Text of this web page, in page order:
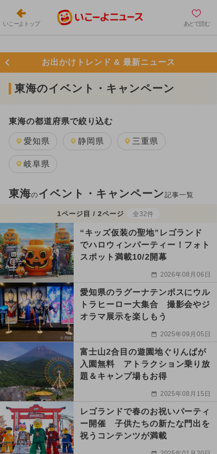
いこーよトップ あとで読む
お出かけトレンド & 最新ニュース
東海のイベント・キャンペーン
東海の都道府県で絞り込む
愛知県 静岡県 三重県
岐阜県
東海のイベント・キャンペーン記事一覧
1ページ目 / 2ページ 全32件
“キッズ仮装の聖地”レゴランド
でハロウィンパーティー！フォト
スポット満載10/2開幕
2026年08月06日
愛知県のラグーナテンボスにウル
トラヒーロー大集合 撮影会やジ
オラマ展示を楽しもう
2025年09月05日
富士山2合目の遊園地ぐりんぱが
入園無料 アトラクション乗り放
題＆キャンプ場もお得
2025年08月15日
レゴランドで春のお祝いパーティ
ー開催 子供たちの新たな門出を
祝うコンテンツが満載